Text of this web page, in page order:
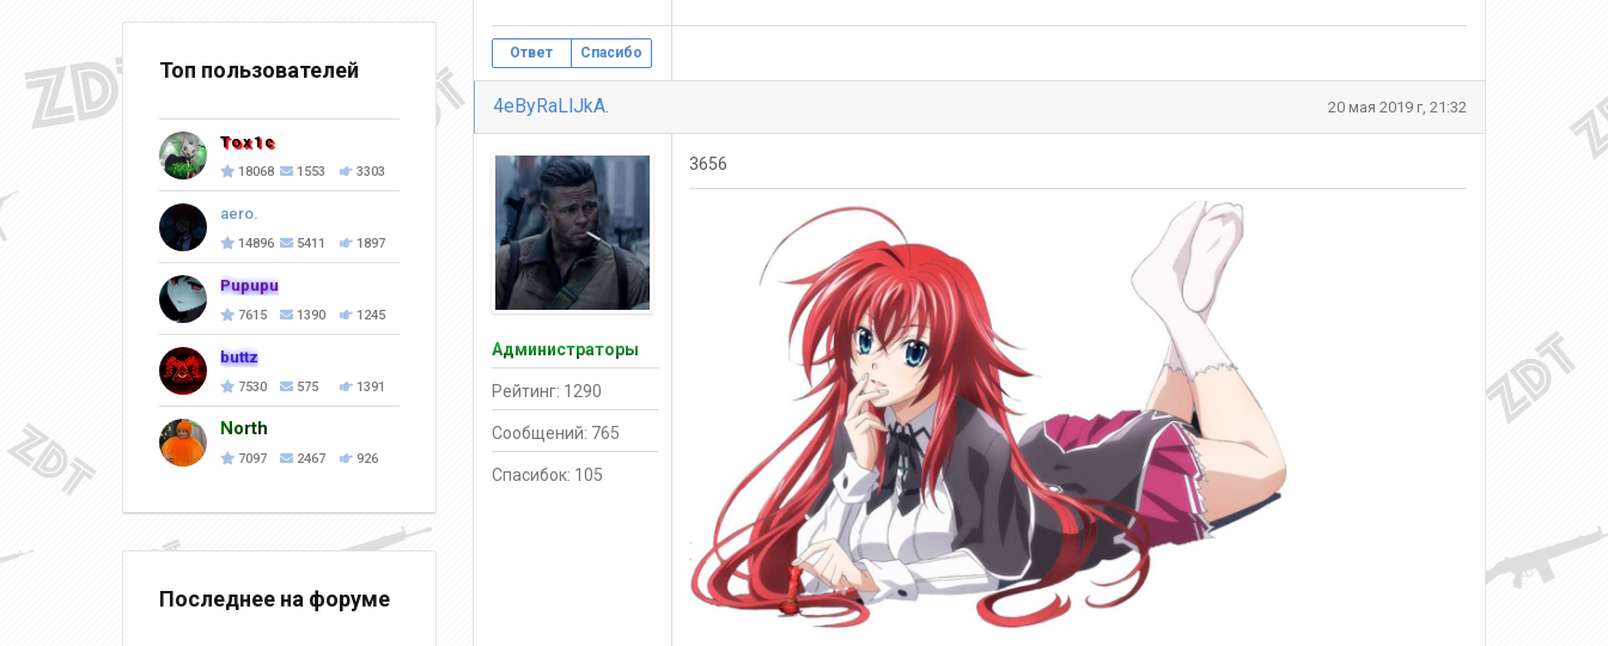
Ответ Спасибо
4eByRaLlJkA. 20 мая 2019 г, 21:32
Администраторы
Рейтинг: 1290
Сообщений: 765
Спасибок: 105
3656
Топ пользователей
Tox1c
18068 1553 3303
aero.
14896 5411 1897
Pupupu
7615 1390 1245
buttz
7530 575 1391
North
7097 2467 926
Последнее на форуме